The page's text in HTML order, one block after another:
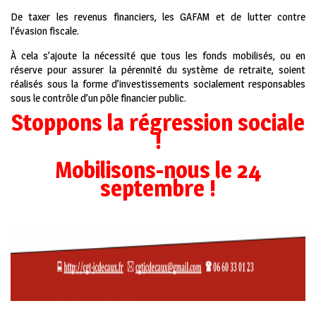
De taxer les revenus financiers, les GAFAM et de lutter contre
l’évasion fiscale.
À cela s’ajoute la nécessité que tous les fonds mobilisés, ou en
réserve pour assurer la pérennité du système de retraite, soient
réalisés sous la forme d’investissements socialement responsables
sous le contrôle d’un pôle financier public.
Stoppons la régression sociale
!
Mobilisons-nous le 24
septembre !